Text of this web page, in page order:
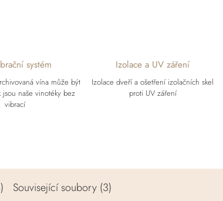
systém
vína může být
jsou naše vinotéky bez
vibrací
Izolace a UV záření
Izolace dveří a ošetření izolačních skel
proti UV záření
Související soubory (3)